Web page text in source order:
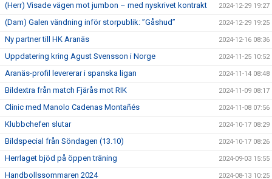
(Herr) Visade vägen mot jumbon – med nyskrivet kontrakt 2024-12-29 19:27
(Dam) Galen vändning inför storpublik: ”Gåshud” 2024-12-29 19:25
Ny partner till HK Aranäs 2024-12-16 08:36
Uppdatering kring Agust Svensson i Norge 2024-11-25 10:52
Aranäs-profil levererar i spanska ligan 2024-11-14 08:48
Bildextra från match Fjärås mot RIK 2024-11-09 08:17
Clinic med Manolo Cadenas Montañés 2024-11-08 07:56
Klubbchefen slutar 2024-10-17 08:29
Bildspecial från Söndagen (13.10) 2024-10-17 08:26
Herrlaget bjöd på öppen träning 2024-09-03 15:55
Handbollssommaren 2024 2024-08-13 10:25